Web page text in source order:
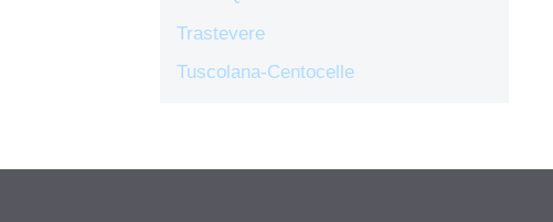
Trastevere
Tuscolana-Centocelle